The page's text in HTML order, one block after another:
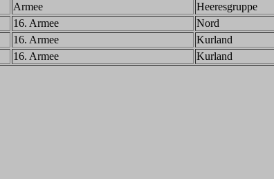
Armee Heeresgruppe
16. Armee Nord
16. Armee Kurland
16. Armee Kurland